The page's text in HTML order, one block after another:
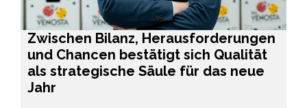
Zwischen Bilanz, Herausforderungen
und Chancen bestätigt sich Qualität
als strategische Säule für das neue
Jahr